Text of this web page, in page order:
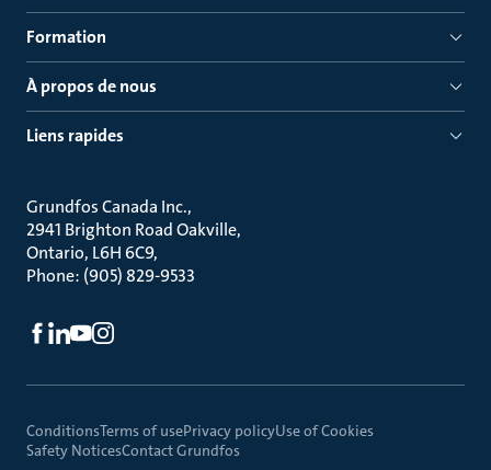
Formation
À propos de nous
Liens rapides
Grundfos Canada Inc.
2941 Brighton Road Oakville
Ontario, L6H 6C9
Phone: (905) 829-9533
ConditionsTerms of usePrivacy policyUse of Cookies
Safety NoticesContact Grundfos